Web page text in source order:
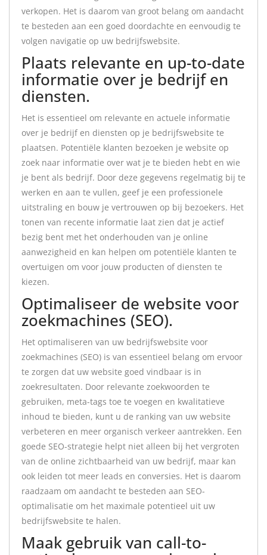
verkopen. Het is daarom van groot belang om aandacht
te besteden aan een goed doordachte en eenvoudig te
volgen navigatie op uw bedrijfswebsite.
Plaats relevante en up-to-date
informatie over je bedrijf en
diensten.
Het is essentieel om relevante en actuele informatie
over je bedrijf en diensten op je bedrijfswebsite te
plaatsen. Potentiële klanten bezoeken je website op
zoek naar informatie over wat je te bieden hebt en wie
je bent als bedrijf. Door deze gegevens regelmatig bij te
werken en aan te vullen, geef je een professionele
uitstraling en bouw je vertrouwen op bij bezoekers. Het
tonen van recente informatie laat zien dat je actief
bezig bent met het onderhouden van je online
aanwezigheid en kan helpen om potentiële klanten te
overtuigen om voor jouw producten of diensten te
kiezen.
Optimaliseer de website voor
zoekmachines (SEO).
Het optimaliseren van uw bedrijfswebsite voor
zoekmachines (SEO) is van essentieel belang om ervoor
te zorgen dat uw website goed vindbaar is in
zoekresultaten. Door relevante zoekwoorden te
gebruiken, meta-tags toe te voegen en kwalitatieve
inhoud te bieden, kunt u de ranking van uw website
verbeteren en meer organisch verkeer aantrekken. Een
goede SEO-strategie helpt niet alleen bij het vergroten
van de online zichtbaarheid van uw bedrijf, maar kan
ook leiden tot meer leads en conversies. Het is daarom
raadzaam om aandacht te besteden aan SEO-
optimalisatie om het maximale potentieel uit uw
bedrijfswebsite te halen.
Maak gebruik van call-to-